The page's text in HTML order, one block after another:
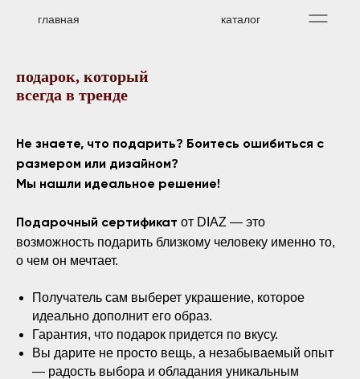
главная каталог
подарок, который
всегда в тренде
Не знаете, что подарить? Боитесь ошибиться с
размером или дизайном?
Мы нашли идеальное решение!
Подарочный сертификат от DIAZ — это
возможность подарить близкому человеку именно то,
о чем он мечтает.
Получатель сам выберет украшение, которое
идеально дополнит его образ.
Гарантия, что подарок придется по вкусу.
Вы дарите не просто вещь, а незабываемый опыт
— радость выбора и обладания уникальным